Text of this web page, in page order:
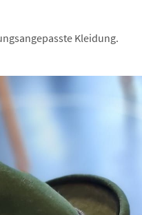
Kleidung.